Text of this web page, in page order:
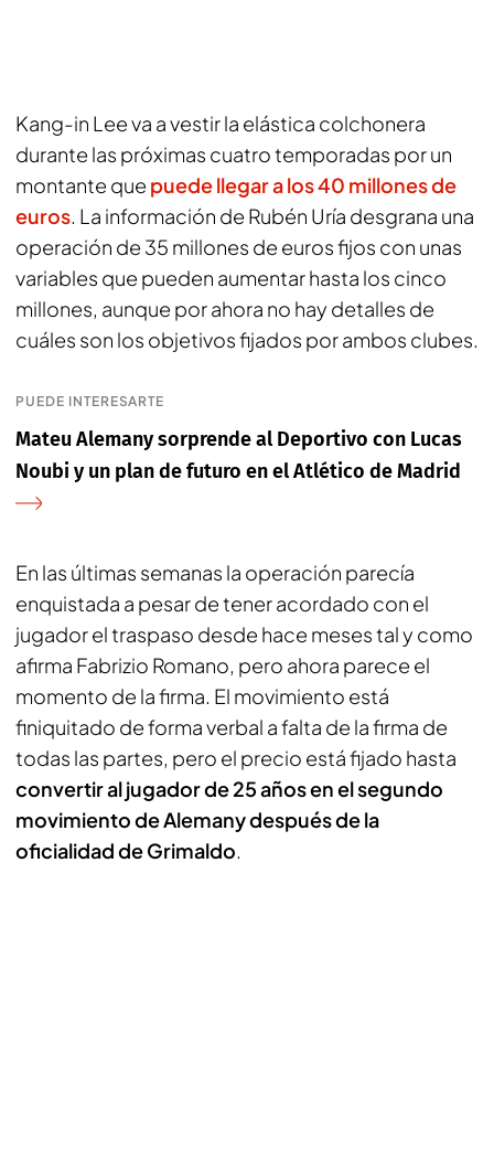
Kang-in Lee va a vestir la elástica colchonera
durante las próximas cuatro temporadas por un
montante que puede llegar a los 40 millones de
euros. La información de Rubén Uría desgrana una
operación de 35 millones de euros fijos con unas
variables que pueden aumentar hasta los cinco
millones, aunque por ahora no hay detalles de
cuáles son los objetivos fijados por ambos clubes.
PUEDE INTERESARTE
Mateu Alemany sorprende al Deportivo con Lucas
Noubi y un plan de futuro en el Atlético de Madrid
En las últimas semanas la operación parecía
enquistada a pesar de tener acordado con el
jugador el traspaso desde hace meses tal y como
afirma Fabrizio Romano, pero ahora parece el
momento de la firma. El movimiento está
finiquitado de forma verbal a falta de la firma de
todas las partes, pero el precio está fijado hasta
convertir al jugador de 25 años en el segundo
movimiento de Alemany después de la
oficialidad de Grimaldo.